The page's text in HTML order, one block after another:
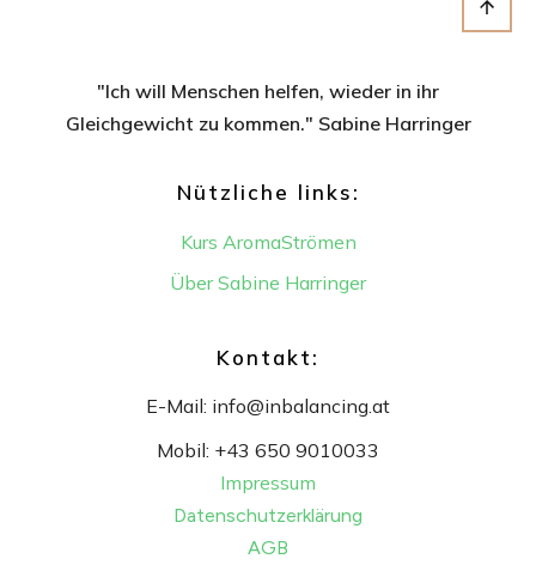
"Ich will Menschen helfen, wieder in ihr
Gleichgewicht zu kommen." Sabine Harringer
Nützliche links:
Kurs AromaStrömen
Über Sabine Harringer
Kontakt:
E-Mail: info@inbalancing.at
Mobil: +43 650 9010033
Impressum
Datenschutzerklärung
AGB